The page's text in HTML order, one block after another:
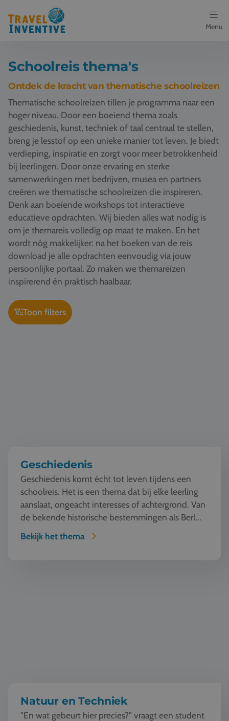
Menu
Bestemmingen
Schoolreis thema's
Voor docenten
Over ons
Een offerte aanvragen
Referenties
Vacatures
Contact
076 522 30 57
Klantportaal
Schoolreis thema's
Ontdek de kracht van thematische schoolreizen
Thematische schoolreizen tillen je programma naar een
hoger niveau. Door een boeiend thema zoals
geschiedenis, kunst, techniek of taal centraal te stellen,
breng je lesstof op een unieke manier tot leven. Je biedt
verdieping, inspiratie en zorgt voor meer betrokkenheid
bij leerlingen. Door onze ervaring en sterke
samenwerkingen met bedrijven, musea en partners
creëren we thematische schoolreizen die inspireren.
Denk aan boeiende workshops tot interactieve
educatieve opdrachten. Wij bieden alles wat nodig is
om je themareis volledig op maat te maken. En het
wordt nóg makkelijker: na het boeken van de reis
download je alle opdrachten eenvoudig via jouw
persoonlijke portaal. Zo maken we themareizen
inspirerend én praktisch haalbaar.
Toon filters
Geschiedenis
Geschiedenis komt écht tot leven tijdens een
schoolreis. Het is een thema dat bij elke leerling
aanslaat, ongeacht interesses of achtergrond. Van
de bekende historische bestemmingen als Berl...
Bekijk het thema
Natuur en Techniek
"En wat gebeurt hier precies?" vraagt een student